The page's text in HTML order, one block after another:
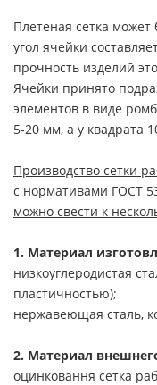
Плетеная сетка
угол ячейки
прочность изделий
Ячейки принято
элементов в виде
5-20 мм, а у квадрата
Производство сетки
с нормативами ГОСТ
можно свести к
1. Материал
низкоуглеродистая
пластичностью);
нержавеющая сталь,
2. Материал
оцинковання сетка